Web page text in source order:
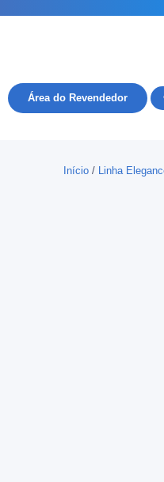
Área do Revendedor
Início / Linha